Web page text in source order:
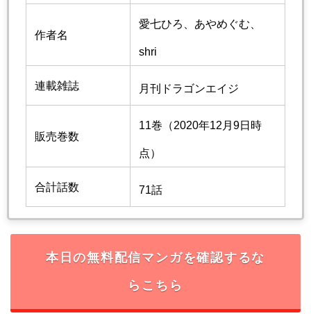
作者名
愛七ひろ 、あやめぐむ、
shri
連載雑誌 月刊ドラゴンエイジ
販売巻数
11巻（2020年12月9日時
点）
合計話数 71話
本日の無料配信マンガを確認するな
らこちら